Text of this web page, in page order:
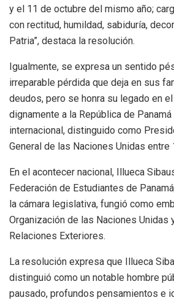
y el 11 de octubre del mismo año;
con rectitud, humildad, sabiduría,
Patria”, destaca la resolución.
Igualmente, se expresa un sentido
irreparable pérdida que deja en sus
deudos, pero se honra su legado en
dignamente a la República de
internacional, distinguido como
General de las Naciones Unidas entre
En el acontecer nacional, Illueca
Federación de Estudiantes de
la cámara legislativa, fungió como
Organización de las Naciones Unidas
Relaciones Exteriores.
La resolución expresa que Illueca
distinguió como un notable hombre
pausado, profundos pensamientos e